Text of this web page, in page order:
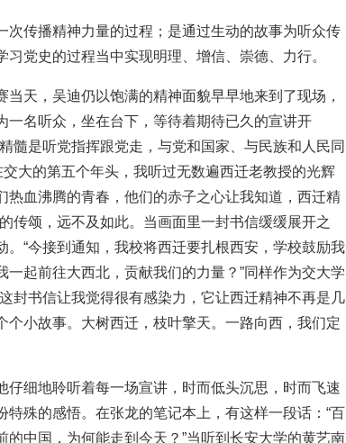
次传播精神力量的过程；是通过生动的故事为听众传
党史的过程当中实现明理、增信、崇德、力行。
天，吴迪仍以饱满的精神面貌早早地来到了现场，
一名听众，坐在台下，等待着期待已久的宣讲开
髓是听党指挥跟党走，与党和国家、与民族和人民同
大的第五个年头，我听过无数遍西迁老教授的光辉
热血沸腾的青春，他们的赤子之心让我知道，西迁精
传颂，远不及如此。当画面里一封书信缓缓展开之
。“今接到通知，我校将西迁要扎根西安，学校鼓励我
起前往大西北，贡献我们的力量？”同样作为交大学
封书信让我觉得很有感染力，它让西迁精神不再是几
个小故事。大树西迁，枝叶擎天。一路向西，我们定
仔细地聆听着每一场宣讲，时而低头沉思，时而飞速
殊的感悟。在张龙的笔记本上，有这样一段话：“百
中国，为何能走到今天？”当听到长安大学的黄艺南